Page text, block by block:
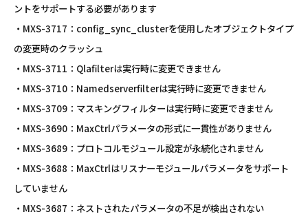
ントをサポートする必要があります
・MXS-3717：config_sync_clusterを使用したオブジェクトタイプ
の変更時のクラッシュ
・MXS-3711：Qlafilterは実行時に変更できません
・MXS-3710：Namedserverfilterは実行時に変更できません
・MXS-3709：マスキングフィルターは実行時に変更できません
・MXS-3690：MaxCtrlパラメータの形式に一貫性がありません
・MXS-3689：プロトコルモジュール設定が永続化されません
・MXS-3688：MaxCtrlはリスナーモジュールパラメータをサポート
していません
・MXS-3687：ネストされたパラメータの不足が検出されない